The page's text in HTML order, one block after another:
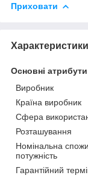
Приховати
Характеристики
Основні атрибути
Виробник
Країна виробник
Сфера
Розташування
Номінальна
потужність
Гарантійний